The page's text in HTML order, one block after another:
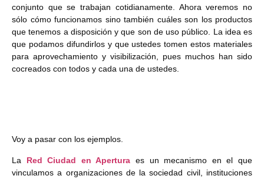
conjunto que se trabajan cotidianamente. Ahora veremos no
sólo cómo funcionamos sino también cuáles son los productos
que tenemos a disposición y que son de uso público. La idea es
que podamos difundirlos y que ustedes tomen estos materiales
para aprovechamiento y visibilización, pues muchos han sido
cocreados con todos y cada una de ustedes.
Voy a pasar con los ejemplos.
La Red Ciudad en Apertura es un mecanismo en el que
vinculamos a organizaciones de la sociedad civil, instituciones